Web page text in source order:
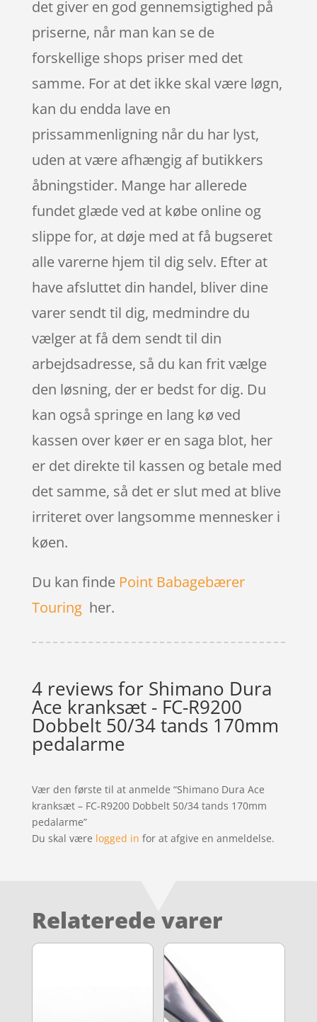
det giver en god gennemsigtighed på
priserne, når man kan se de
forskellige shops priser med det
samme. For at det ikke skal være løgn,
kan du endda lave en
prissammenligning når du har lyst,
uden at være afhængig af butikkers
åbningstider. Mange har allerede
fundet glæde ved at købe online og
slippe for, at døje med at få bugseret
alle varerne hjem til dig selv. Efter at
have afsluttet din handel, bliver dine
varer sendt til dig, medmindre du
vælger at få dem sendt til din
arbejdsadresse, så du kan frit vælge
den løsning, der er bedst for dig. Du
kan også springe en lang kø ved
kassen over køer er en saga blot, her
er det direkte til kassen og betale med
det samme, så det er slut med at blive
irriteret over langsomme mennesker i
køen.
Du kan finde Point Babagebærer
Touringher.
4 reviews for Shimano Dura
Ace kranksæt - FC-R9200
Dobbelt 50/34 tands 170mm
pedalarme
Vær den første til at anmelde “Shimano Dura Ace
kranksæt – FC-R9200 Dobbelt 50/34 tands 170mm
pedalarme”
Du skal være logged in for at afgive en anmeldelse.
Relaterede varer